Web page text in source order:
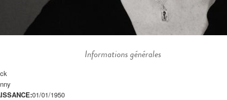
Informations générales
01/01/1950